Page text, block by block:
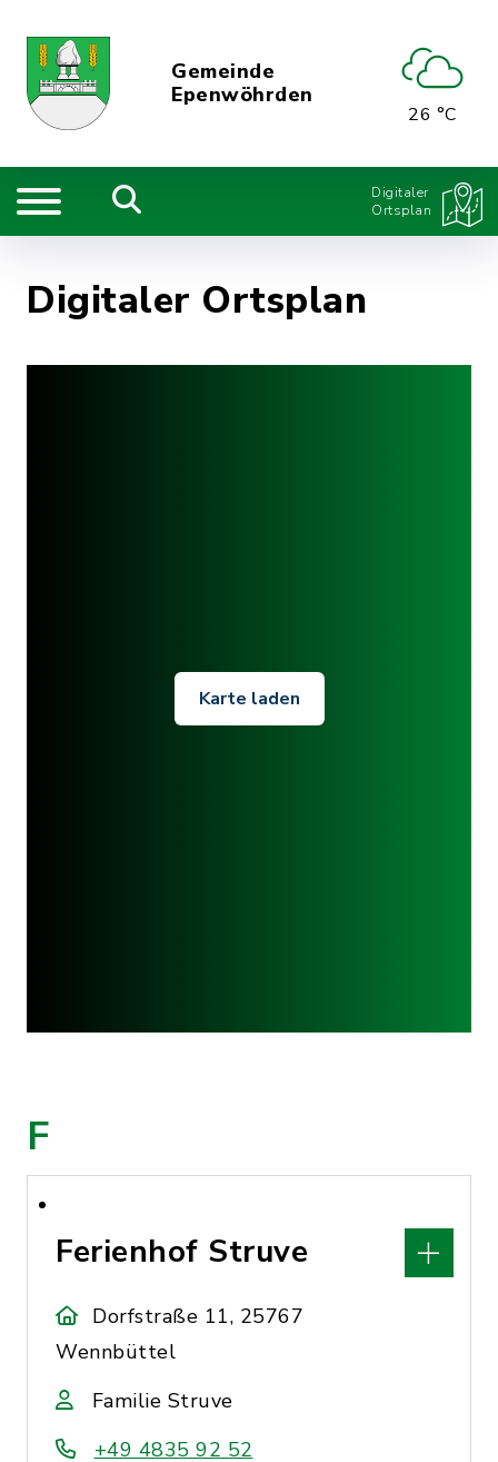
Gemeinde
Epenwöhrden
26 °C
Digitaler
Ortsplan
Digitaler Ortsplan
Karte laden
F
Ferienhof Struve
Dorfstraße 11, 25767
Wennbüttel
Familie Struve
+49 4835 92 52